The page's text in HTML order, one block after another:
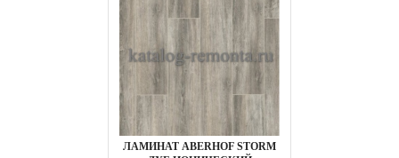
ЛАМИНАТ ABERHOF STORM